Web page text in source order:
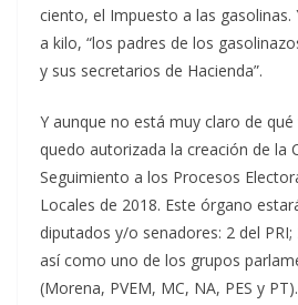
ciento, el Impuesto a las gasolinas.
a kilo, “los padres de los
y sus secretarios de Hacienda”.
Y aunque no está muy claro de
quedo autorizada la creación de la
Seguimiento a los Procesos
Locales de 2018. Este órgano
diputados y/o senadores: 2 del PRI;
así como uno de los grupos
(Morena, PVEM, MC, NA, PES y